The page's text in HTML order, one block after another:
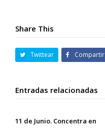
Share This
Twittear Compartir
Entradas relacionadas
11 de Junio. Concentra en